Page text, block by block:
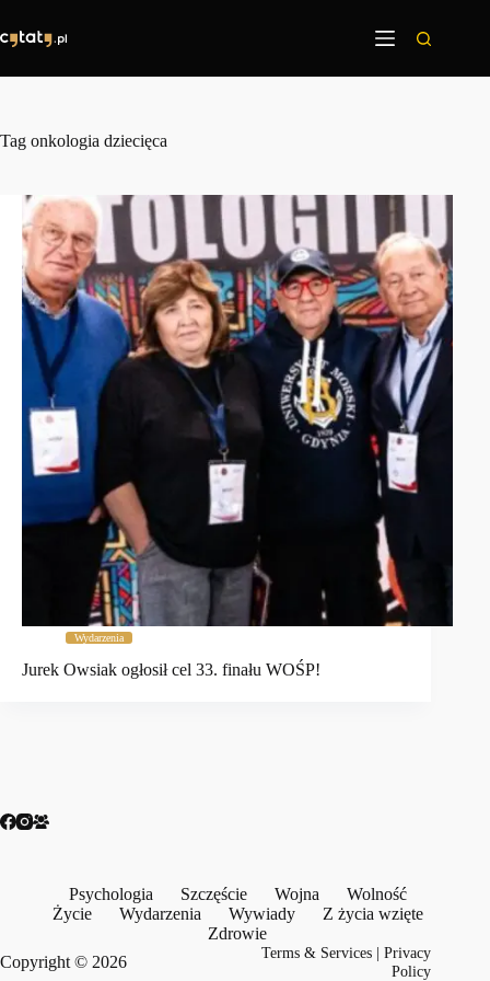
treści
Tag onkologia dziecięca
Wydarzenia
Jurek Owsiak ogłosił cel 33. finału WOŚP!
Psychologia Szczęście Wojna
Wolność
Życie
Wydarzenia Wywiady
Z życia wzięte
Zdrowie
Copyright © 2026
Terms & Services |Privacy
Policy